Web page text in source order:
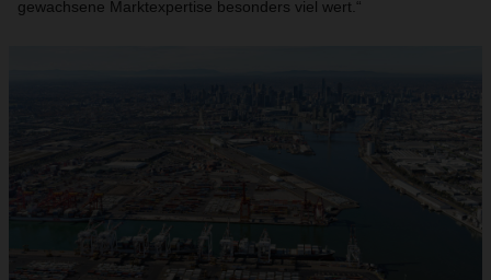
gewachsene Marktexpertise besonders viel wert.“